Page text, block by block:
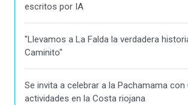
escritos por IA
"Llevamos a La Falda la verdadera
Caminito"
Se invita a celebrar a la Pachamama
actividades en la Costa riojana